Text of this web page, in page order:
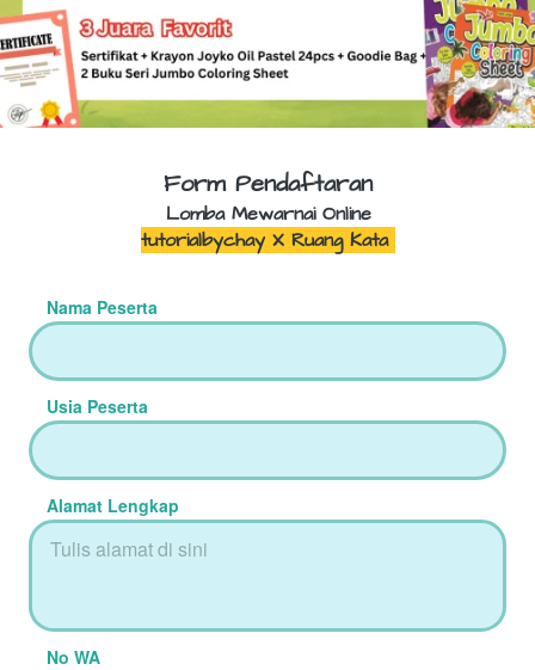
Form Pendaftaran
Lomba Mewarnai Online
tutorialbychay X Ruang Kata
Nama Peserta
Usia Peserta
Alamat Lengkap
No WA